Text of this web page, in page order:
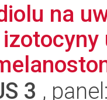
na
3 ,